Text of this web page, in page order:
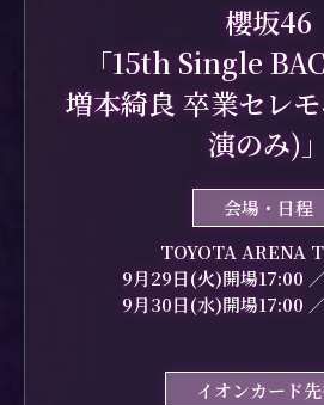
櫻坂46
「15th Single
増本綺良 卒業セレ
演のみ)」
会場・日程
TOYOTA ARENA
9月29日(火)開場17:00
9月30日(水)開場17:00
イオンカード